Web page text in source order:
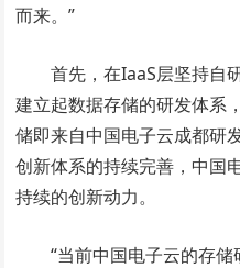
而来。”
首先，在IaaS层坚持自
建立起数据存储的研发体系
储即来自中国电子云成都研
创新体系的持续完善，中国
持续的创新动力。
“当前中国电子云的存